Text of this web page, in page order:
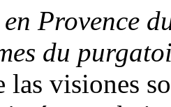
Provence
du
visiones